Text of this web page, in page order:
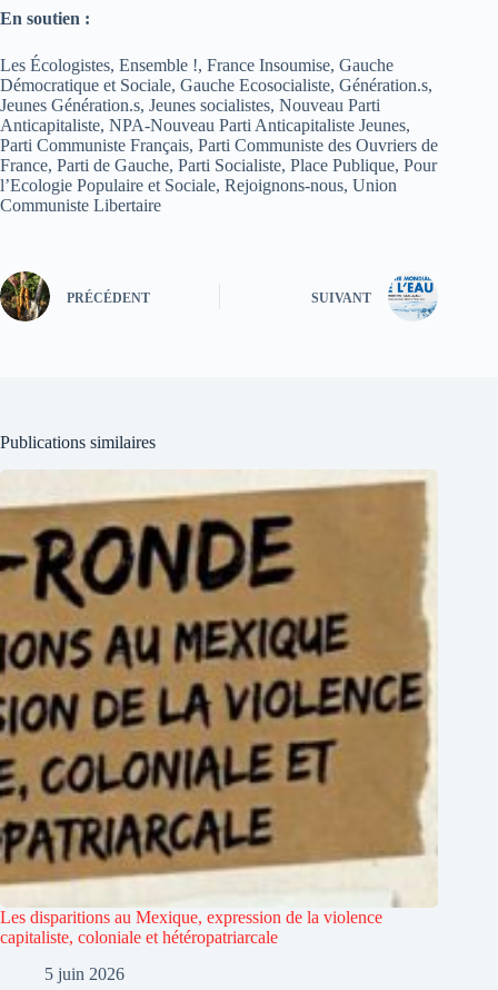
En soutien :
Les Écologistes, Ensemble !, France Insoumise, Gauche
Démocratique et Sociale, Gauche Ecosocialiste, Génération.s,
Jeunes Génération.s, Jeunes socialistes, Nouveau Parti
Anticapitaliste, NPA-Nouveau Parti Anticapitaliste Jeunes,
Parti Communiste Français, Parti Communiste des Ouvriers de
France, Parti de Gauche, Parti Socialiste, Place Publique, Pour
l’Ecologie Populaire et Sociale, Rejoignons-nous, Union
Communiste Libertaire
PRÉCÉDENT SUIVANT
Publications similaires
Les disparitions au Mexique, expression de la violence
capitaliste, coloniale et hétéropatriarcale
5 juin 2026